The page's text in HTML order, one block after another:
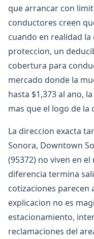
que arrancar con
conductores creen
cuando en realidad
proteccion, un
cobertura para
mercado donde la
hasta $1,373 al ano,
mas que el logo de la
La direccion exacta
Sonora, Downtown
(95372) no viven en
diferencia termina
cotizaciones parecen
explicacion no es
estacionamiento,
reclamaciones del